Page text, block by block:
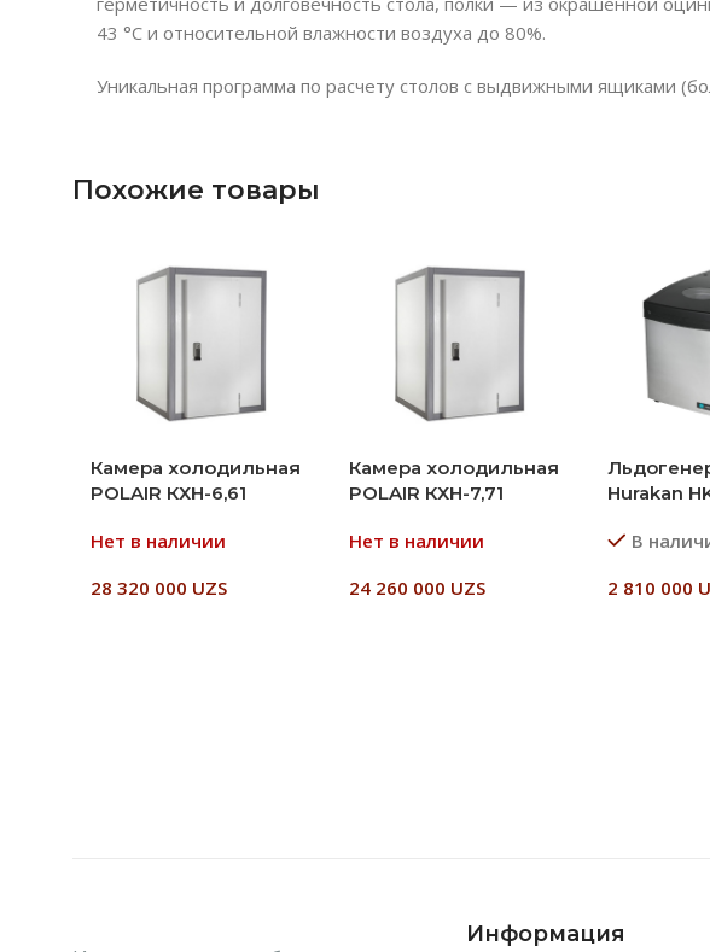
43 °С и относительной влажности воздуха до 80%.
Уникальная программа по расчету столов с выдвижными ящиками
Похожие товары
Камера холодильная
POLAIR КХН-6,61
Нет в наличии
28 320 000 UZS
Камера холодильная
POLAIR КХН-7,71
Нет в наличии
24 260 000 UZS
Hurakan
В
2 810 000
Информация